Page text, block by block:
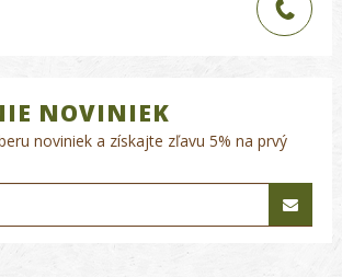
NOVINIEK
noviniek a získajte zľavu 5% na prvý